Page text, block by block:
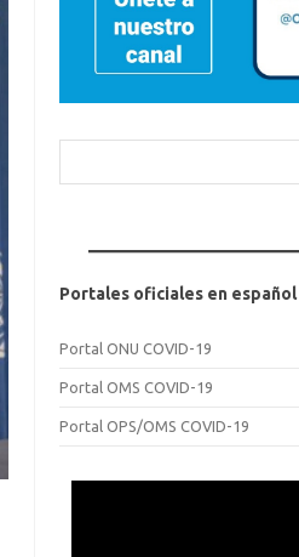
Portales oficiales en español
Portal ONU COVID-19
Portal OMS COVID-19
Portal OPS/OMS COVID-19